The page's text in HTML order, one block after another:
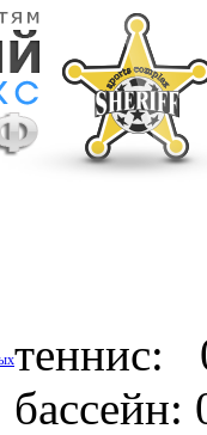
теннис: